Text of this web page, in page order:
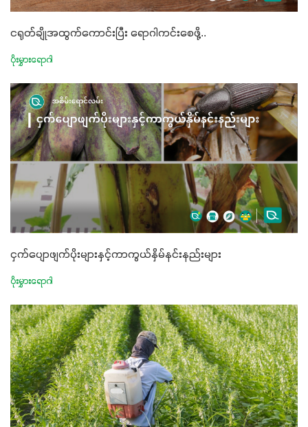
ငရုတ်ချိုအထွက်ကောင်းပြီး ရောဂါကင်းစေဖို့..
ပိုးမွှားရောဂါ
ငှက်ပျောဖျက်ပိုးများနှင့်ကာကွယ်နှိမ်နင်းနည်းများ
ပိုးမွှားရောဂါ